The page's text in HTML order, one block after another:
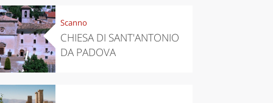
Scanno
CHIESA DI SANT'ANTONIO
DA PADOVA